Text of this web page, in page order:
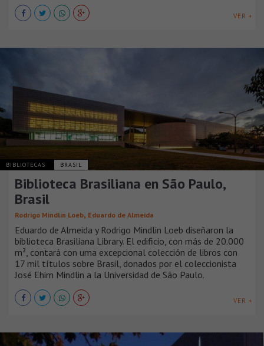
VER +
BIBLIOTECAS BRASIL
Biblioteca Brasiliana en São Paulo,
Brasil
Rodrigo Mindlin Loeb, Eduardo de Almeida
Eduardo de Almeida y Rodrigo Mindlin Loeb diseñaron la
biblioteca Brasiliana Library. El edificio, con más de 20.000
m², contará con uma excepcional colección de libros con
17 mil títulos sobre Brasil, donados por el coleccionista
José Ehim Mindlin a la Universidad de São Paulo.
VER +